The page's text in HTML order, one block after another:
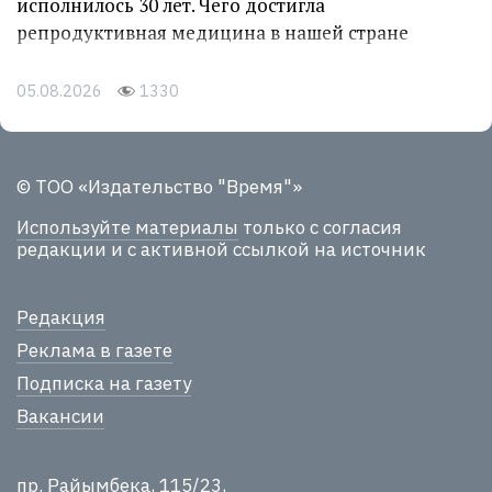
репродуктивная медицина в нашей стране
05.08.2026 1330
© ТОО «Издательство "Время"»
Используйте материалы только с согласия
редакции и с активной ссылкой на источник
Редакция
Реклама в газете
Подписка на газету
Вакансии
пр. Райымбека, 115/23,